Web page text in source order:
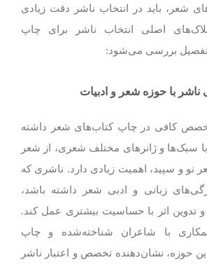
شعر، باید در انتخاب ناشر دقت زیادی
اصلی انتخاب ناشر برای چاپ
بررسی می‌شود:
ناشر با حوزه شعر و ادبیات
تخصص کافی در چاپ کتاب‌های شعر داشته
سبک‌ها و ژانرهای مختلف شعری، از شعر
نو و سپید، اهمیت زیادی دارد. ناشری که
زبانی و ادبی شعر داشته باشد،
و تدوین اثر با حساسیت بیشتری عمل کند.
با شاعران شناخته‌شده و چاپ
حوزه، نشان‌دهنده تخصص و اعتبار ناشر